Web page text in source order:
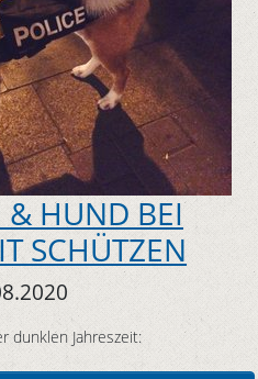
& HUND BEI
SCHÜTZEN
dunklen Jahreszeit: